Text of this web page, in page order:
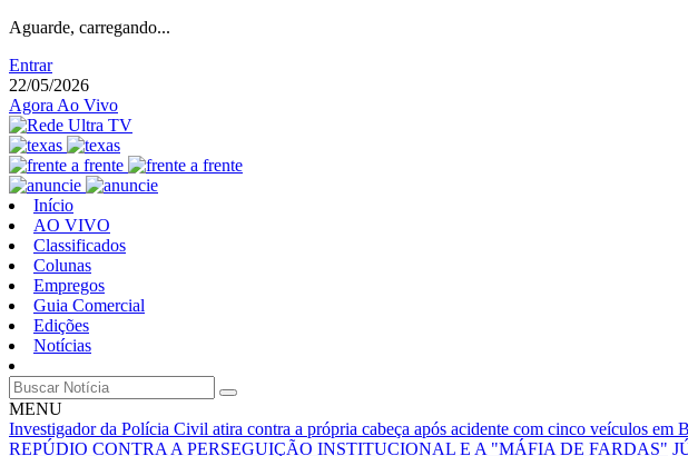
Aguarde, carregando...
Entrar
22/05/2026
Agora Ao Vivo
Início
AO VIVO
Classificados
Colunas
Empregos
Guia Comercial
Edições
Notícias
MENU
Investigador da Polícia Civil atira contra a própria cabeça após acidente com cinco veículos em
REPÚDIO CONTRA A PERSEGUIÇÃO INSTITUCIONAL E A "MÁFIA DE FARDAS"